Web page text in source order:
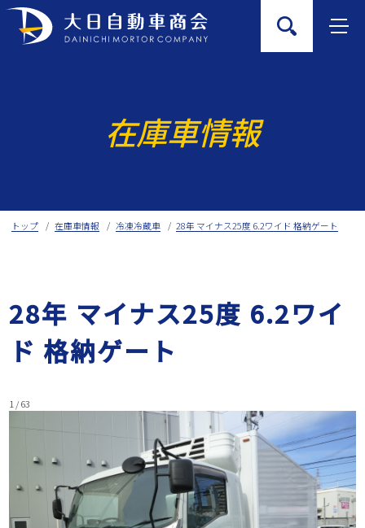
Skip
content
在庫車情報
トップ 在庫車情報 冷凍冷蔵車 28年 マイナス25度 6.2ワイド 格納ゲート
28年 マイナス25度 6.2ワイ
ド 格納ゲート
1 / 63